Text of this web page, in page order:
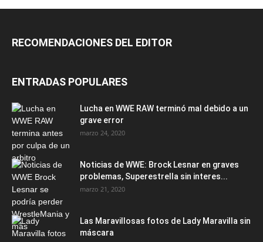
RECOMENDACIONES DEL EDITOR
ENTRADAS POPULARES
Lucha en WWE RAW terminó mal debido a un
grave error
marzo 24, 2020
Noticias de WWE: Brock Lesnar en graves
problemas, Superestrella sin interes...
marzo 21, 2020
Las Maravillosas fotos de Lady Maravilla sin
máscara